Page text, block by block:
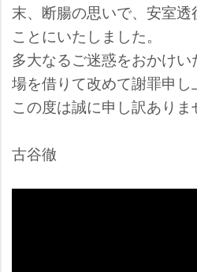
末、断腸の思いで、安室
ことにいたしました。
多大なるご迷惑をおかけ
場を借りて改めて謝罪申し
この度は誠に申し訳ありま
古谷徹